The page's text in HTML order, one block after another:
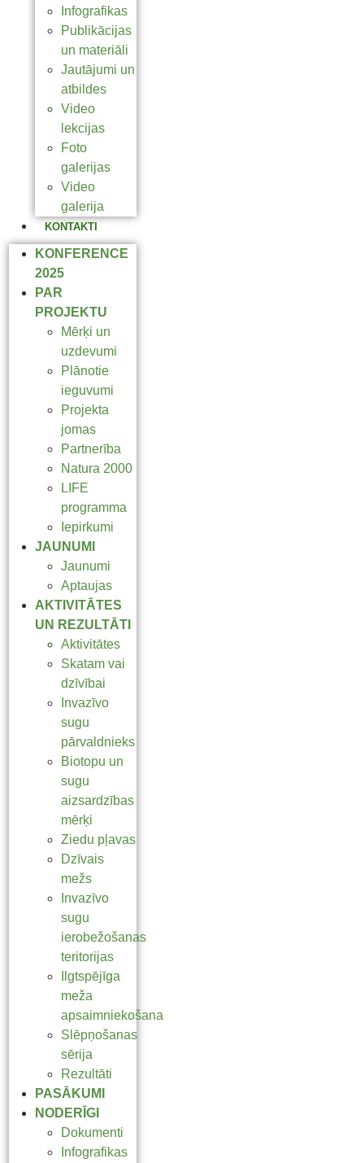
Infografikas
Publikācijas
un materiāli
Jautājumi un
atbildes
Video
lekcijas
Foto
galerijas
Video
galerija
KONTAKTI
KONFERENCE
2025
PAR
PROJEKTU
Mērķi un
uzdevumi
Plānotie
ieguvumi
Projekta
jomas
Partnerība
Natura 2000
LIFE
programma
Iepirkumi
JAUNUMI
Jaunumi
Aptaujas
AKTIVITĀTES
UN REZULTĀTI
Aktivitātes
Skatam vai
dzīvībai
Invazīvo
sugu
pārvaldnieks
Biotopu un
sugu
aizsardzības
mērķi
Ziedu pļavas
Dzīvais
mežs
Invazīvo
sugu
ierobežošanas
teritorijas
Ilgtspējīga
meža
apsaimniekošana
Slēpņošanas
sērija
Rezultāti
PASĀKUMI
NODERĪGI
Dokumenti
Infografikas